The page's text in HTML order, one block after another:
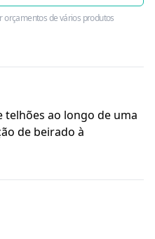
orçamentos de vários produtos
telhões ao longo de uma
de beirado à